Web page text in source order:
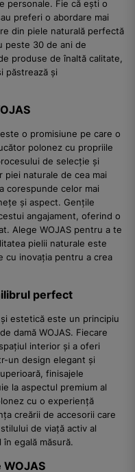
personale. Fie că ești o
preferi o abordare mai
din piele naturală perfectă
peste 30 de ani de
produse de înaltă calitate,
păstrează și
o promisiune pe care o
polonez cu propriile
de selecție și
piei naturale de cea mai
corespunde celor mai
și aspect. Gențile
angajament, oferind o
Alege WOJAS pentru a te
pielii naturale este
cu inovația pentru a crea
perfect
estetică este un principiu
damă WOJAS. Fiecare
interior și a oferi
un design elegant și
finisajele
la aspectul premium al
cu o experiență
creării de accesorii care
de viață activ al
egală măsură.